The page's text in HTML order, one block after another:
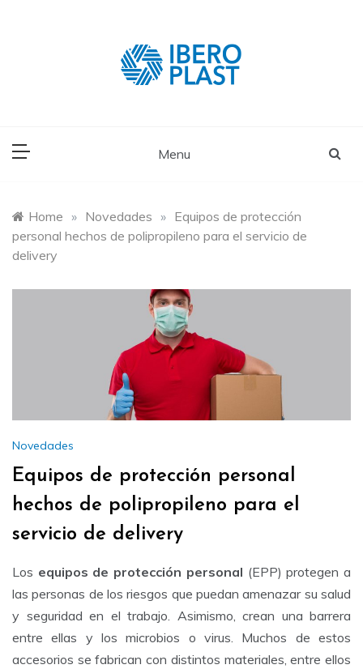
Menu
Home » Novedades » Equipos de protección
personal hechos de polipropileno para el servicio de
delivery
Novedades
Equipos de protección personal
hechos de polipropileno para el
servicio de delivery
Los equipos de protección personal (EPP) protegen a
las personas de los riesgos que puedan amenazar su salud
y seguridad en el trabajo. Asimismo, crean una barrera
entre ellas y los microbios o virus. Muchos de estos
accesorios se fabrican con distintos materiales, entre ellos